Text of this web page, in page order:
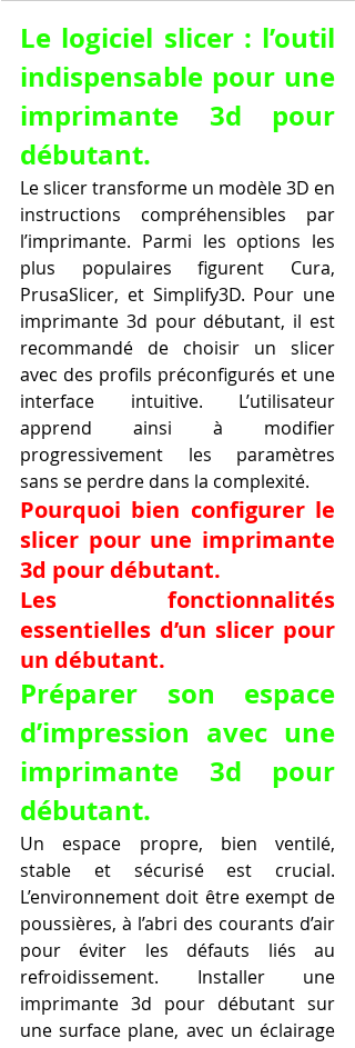
Le logiciel slicer : l’outil
indispensable pour une
imprimante 3d pour
débutant.
Le slicer transforme un modèle 3D en
instructions compréhensibles par
l’imprimante. Parmi les options les
plus populaires figurent Cura,
PrusaSlicer, et Simplify3D. Pour une
imprimante 3d pour débutant, il est
recommandé de choisir un slicer
avec des profils préconfigurés et une
interface intuitive. L’utilisateur
apprend ainsi à modifier
progressivement les paramètres
sans se perdre dans la complexité.
Pourquoi bien configurer le
slicer pour une imprimante
3d pour débutant.
Les fonctionnalités
essentielles d’un slicer pour
un débutant.
Préparer son espace
d’impression avec une
imprimante 3d pour
débutant.
Un espace propre, bien ventilé,
stable et sécurisé est crucial.
L’environnement doit être exempt de
poussières, à l’abri des courants d’air
pour éviter les défauts liés au
refroidissement. Installer une
imprimante 3d pour débutant sur
une surface plane, avec un éclairage